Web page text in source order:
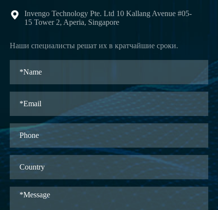
Исследуйте 

Invengo Technology Pte. Ltd 10 Kallang Avenue #05-
15 Tower 2, Aperia, Singapore
Наши специалисты решат их в кратчайшие сроки.